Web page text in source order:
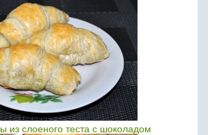
из слоеного теста с шоколадом